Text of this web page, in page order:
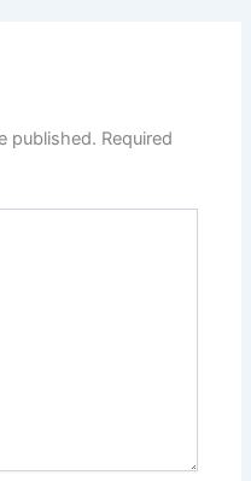
published. Required